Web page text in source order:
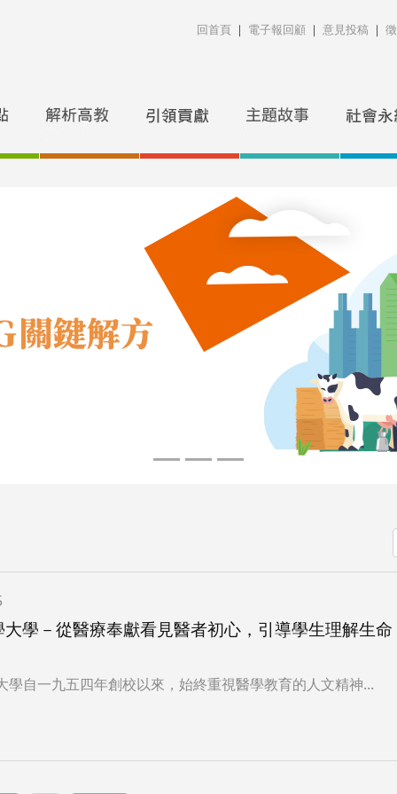
回首頁 ｜ 電子報回顧 ｜ 意見投稿 ｜
學－從醫療奉獻看見醫者初心，引導學生理解生命
學自一九五四年創校以來，始終重視醫學教育的人文精神...